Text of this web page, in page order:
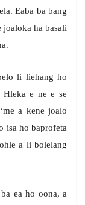
Eaba ba bang
joaloka ha basali
li liehang ho
Hleka e ne e se
a kene joalo
isa ho baprofeta
a li bolelang
ea ho oona, a